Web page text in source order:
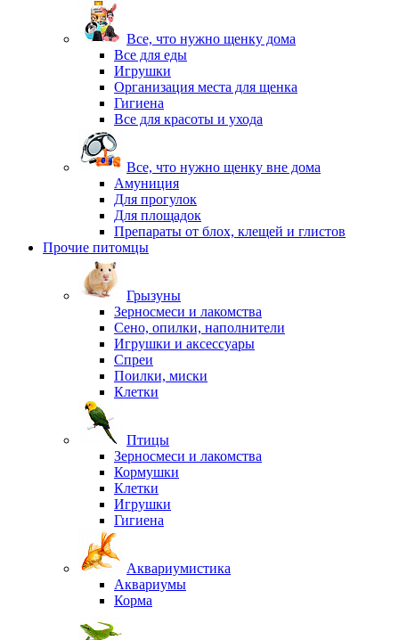
Все, что нужно щенку дома
Все для еды
Игрушки
Организация места для щенка
Гигиена
Все для красоты и ухода
Все, что нужно щенку вне дома
Амуниция
Для прогулок
Для площадок
Препараты от блох, клещей и глистов
Прочие питомцы
Грызуны
Зерносмеси и лакомства
Сено, опилки, наполнители
Игрушки и аксессуары
Спреи
Поилки, миски
Клетки
Птицы
Зерносмеси и лакомства
Кормушки
Клетки
Игрушки
Гигиена
Аквариумистика
Аквариумы
Корма